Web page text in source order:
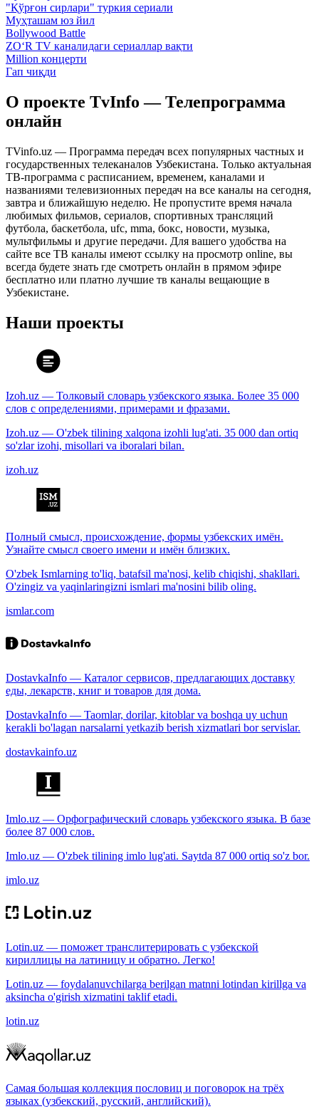
"Қўрғон сирлари" туркия сериали
Муҳташам юз йил
Bollywood Battle
ZO‘R TV каналидаги сериаллар вақти
Million концерти
Гап чиқди
О проекте TvInfo — Телепрограмма
онлайн
TVinfo.uz — Программа передач всех популярных частных и
государственных телеканалов Узбекистана. Только актуальная
ТВ-программа с расписанием, временем, каналами и
названиями телевизионных передач на все каналы на сегодня,
завтра и ближайшую неделю. Не пропустите время начала
любимых фильмов, сериалов, спортивных трансляций
футбола, баскетбола, ufc, mma, бокс, новости, музыка,
мультфильмы и другие передачи. Для вашего удобства на
сайте все ТВ каналы имеют ссылку на просмотр online, вы
всегда будете знать где смотреть онлайн в прямом эфире
бесплатно или платно лучшие тв каналы вещающие в
Узбекистане.
Наши проекты
Izoh.uz — Толковый словарь узбекского языка. Более 35 000
слов с определениями, примерами и фразами.
Izoh.uz — O'zbek tilining xalqona izohli lug'ati. 35 000 dan ortiq
so'zlar izohi, misollari va iboralari bilan.
izoh.uz
Полный смысл, происхождение, формы узбекских имён.
Узнайте смысл своего имени и имён близких.
O'zbek Ismlarning to'liq, batafsil ma'nosi, kelib chiqishi, shakllari.
O'zingiz va yaqinlaringizni ismlari ma'nosini bilib oling.
ismlar.com
DostavkaInfo — Каталог сервисов, предлагающих доставку
еды, лекарств, книг и товаров для дома.
DostavkaInfo — Taomlar, dorilar, kitoblar va boshqa uy uchun
kerakli bo'lagan narsalarni yetkazib berish xizmatlari bor servislar.
dostavkainfo.uz
Imlo.uz — Орфографический словарь узбекского языка. В базе
более 87 000 слов.
Imlo.uz — O'zbek tilining imlo lug'ati. Saytda 87 000 ortiq so'z bor.
imlo.uz
Lotin.uz — поможет транслитерировать с узбекской
кириллицы на латиницу и обратно. Легко!
Lotin.uz — foydalanuvchilarga berilgan matnni lotindan kirillga va
aksincha o'girish xizmatini taklif etadi.
lotin.uz
Самая большая коллекция пословиц и поговорок на трёх
языках (узбекский, русский, английский).